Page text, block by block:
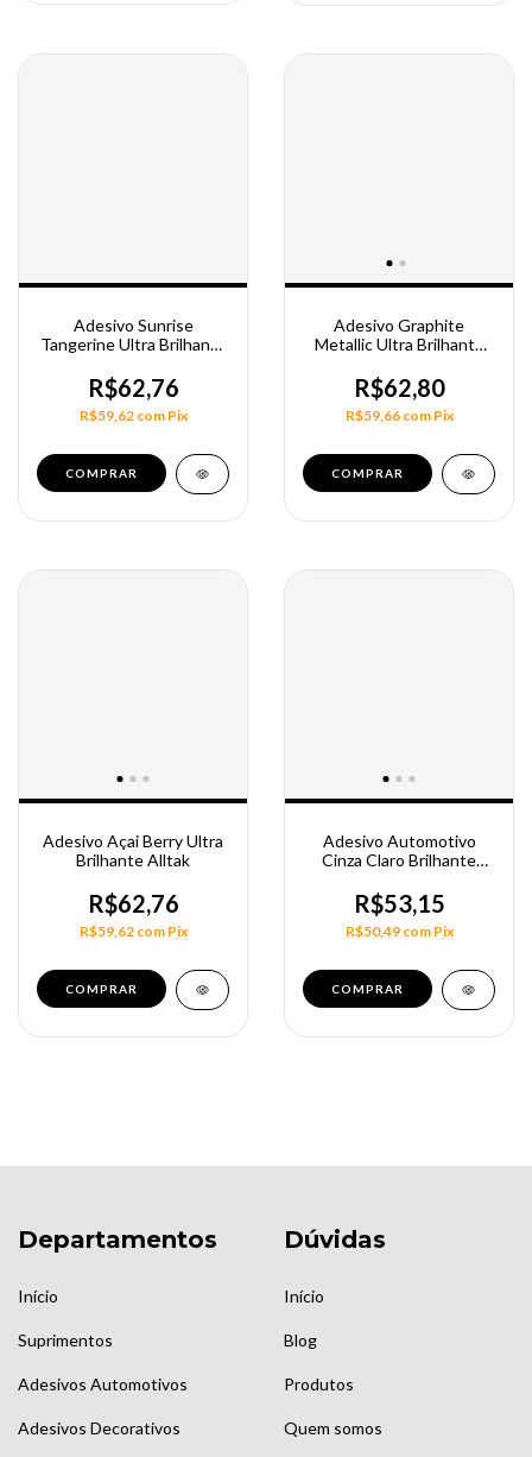
Adesivo Sunrise
Tangerine Ultra Brilhante
R$62,76
R$59,62 com Pix
COMPRAR
Adesivo Graphite
Metallic Ultra Brilhante
R$62,80
R$59,66 com Pix
COMPRAR
Adesivo Açai Berry Ultra
Brilhante Alltak
R$62,76
R$59,62 com Pix
COMPRAR
Adesivo Automotivo
Cinza Claro Brilhante
R$53,15
R$50,49 com Pix
COMPRAR
Departamentos
Início
Suprimentos
Adesivos Automotivos
Adesivos Decorativos
Dúvidas
Início
Blog
Produtos
Quem somos